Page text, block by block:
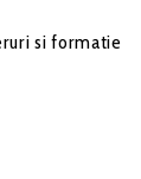
si formatie